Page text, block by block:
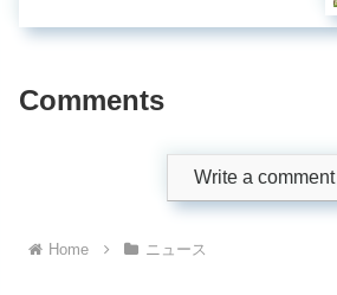
Comments
Write a comment
Home ニュース